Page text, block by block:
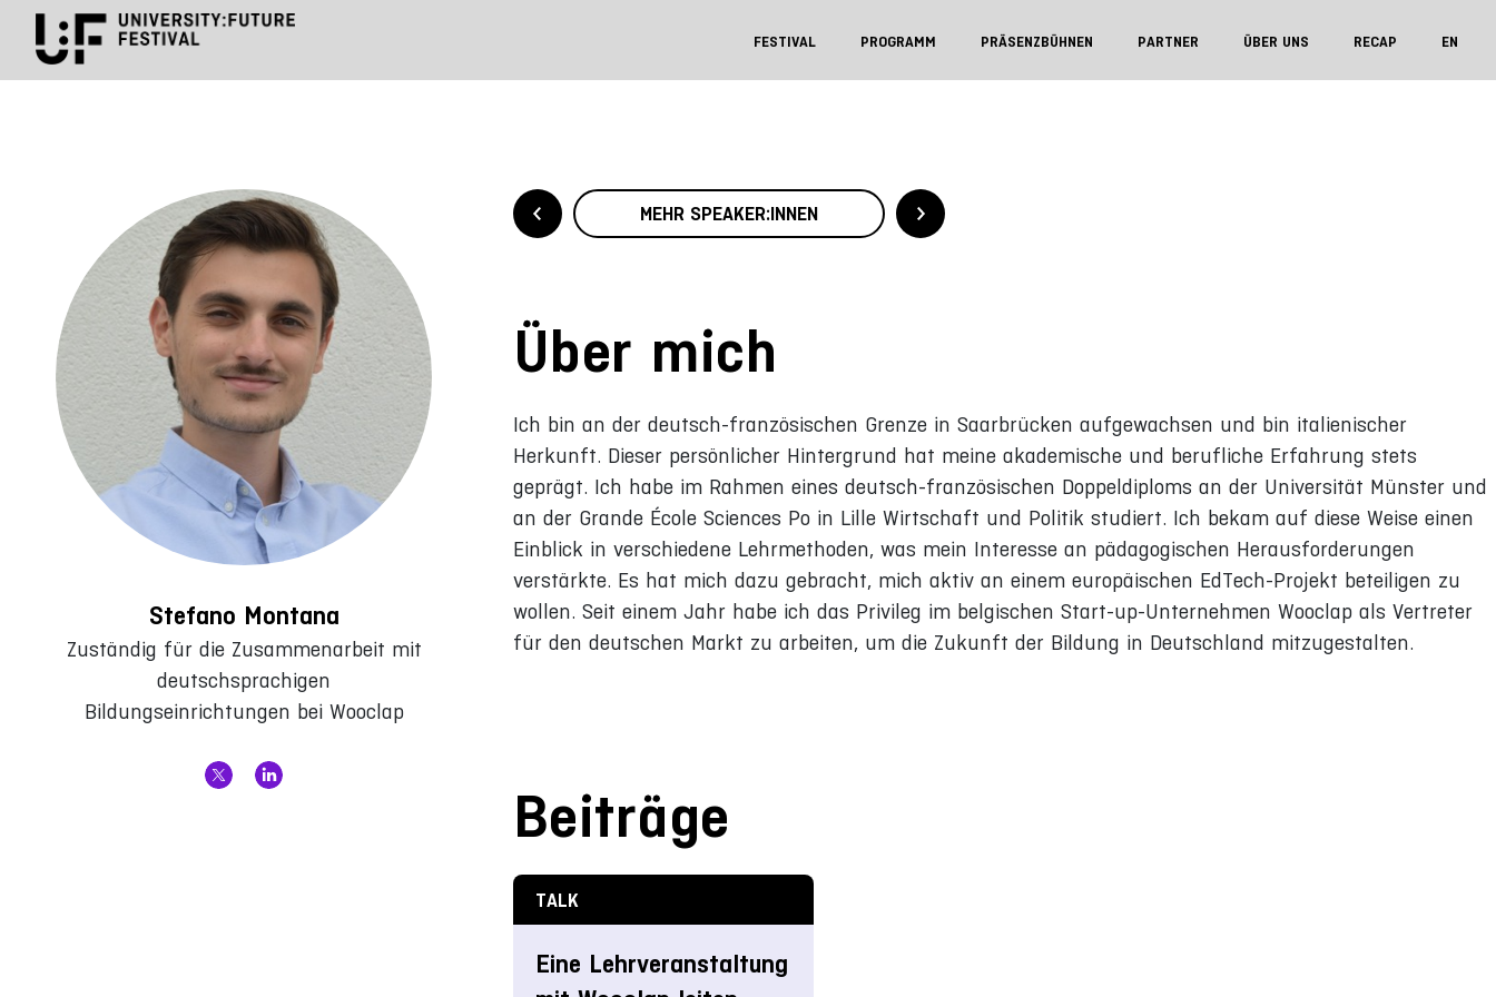
FESTIVAL PROGRAMM PRÄSENZBÜHNEN PARTNER ÜBER UNS RECAP EN
Stefano Montana
Zuständig für die Zusammenarbeit mit
deutschsprachigen
Bildungseinrichtungen bei Wooclap
MEHR SPEAKER:INNEN
Über mich
Ich bin an der deutsch-französischen Grenze in Saarbrücken aufgewachsen und bin italienischer
Herkunft. Dieser persönlicher Hintergrund hat meine akademische und berufliche Erfahrung stets
geprägt. Ich habe im Rahmen eines deutsch-französischen Doppeldiploms an der Universität Münster und
an der Grande École Sciences Po in Lille Wirtschaft und Politik studiert. Ich bekam auf diese Weise einen
Einblick in verschiedene Lehrmethoden, was mein Interesse an pädagogischen Herausforderungen
verstärkte. Es hat mich dazu gebracht, mich aktiv an einem europäischen EdTech-Projekt beteiligen zu
wollen. Seit einem Jahr habe ich das Privileg im belgischen Start-up-Unternehmen Wooclap als Vertreter
für den deutschen Markt zu arbeiten, um die Zukunft der Bildung in Deutschland mitzugestalten.
Beiträge
TALK
Eine Lehrveranstaltung